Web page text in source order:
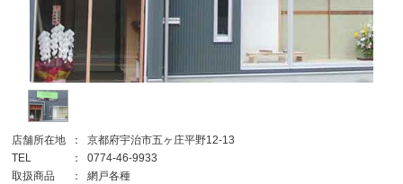
店舗所在地 ：
京都府宇治市五ヶ庄平野12-13
TEL
：
0774-46-9933
取扱商品
：
網戸各種